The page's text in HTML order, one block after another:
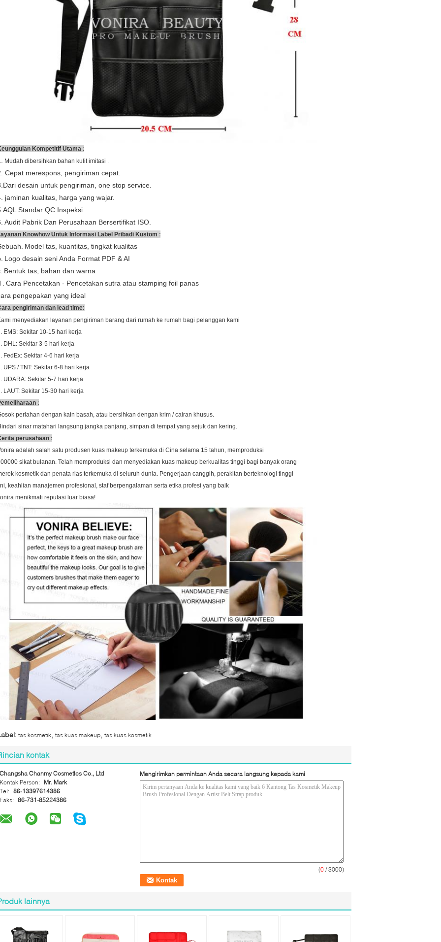
Kompetitif Utama :
Mudah dibersihkan bahan kulit imitasi .
Cepat merespons, pengiriman cepat.
desain untuk pengiriman, one stop service.
jaminan kualitas, harga yang wajar.
Standar QC Inspeksi.
Audit Pabrik Dan Perusahaan Bersertifikat ISO.
Knowhow Untuk Informasi Label Pribadi Kustom :
Model tas, kuantitas, tingkat kualitas
Logo desain seni Anda Format PDF & AI
Bentuk tas, bahan dan warna
Cara Pencetakan - Pencetakan sutra atau stamping foil panas
pengepakan yang ideal
pengiriman dan lead time:
menyediakan layanan pengiriman barang dari rumah ke rumah bagi pelanggan kami
EMS: Sekitar 10-15 hari kerja
DHL: Sekitar 3-5 hari kerja
FedEx: Sekitar 4-6 hari kerja
UPS / TNT: Sekitar 6-8 hari kerja
UDARA: Sekitar 5-7 hari kerja
LAUT: Sekitar 15-30 hari kerja
:
perlahan dengan kain basah, atau bersihkan dengan krim / cairan khusus.
sinar matahari langsung jangka panjang, simpan di tempat yang sejuk dan kering.
perusahaan :
adalah salah satu produsen kuas makeup terkemuka di Cina selama 15 tahun, memproduksi
sikat bulanan. Telah memproduksi dan menyediakan kuas makeup berkualitas tinggi bagi banyak orang
kosmetik dan penata rias terkemuka di seluruh dunia. Pengerjaan canggih, perakitan berteknologi tinggi
keahlian manajemen profesional, staf berpengalaman serta etika profesi yang baik
menikmati reputasi luar biasa!
tas kosmetik tas kuas makeup tas kuas kosmetik
kontak
Changsha Chanmy Cosmetics Co., Ltd
Kontak Person:
Mr. Mark
Tel: 86-13397614386
Faks: 86-731-85224386
Mengirimkan permintaan Anda secara langsung kepada kami
(0 / 3000)
lainnya